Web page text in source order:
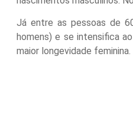
Já entre as pessoas de
homens) e se intensifica
maior longevidade feminina.